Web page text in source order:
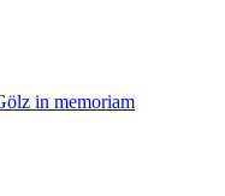
in memoriam